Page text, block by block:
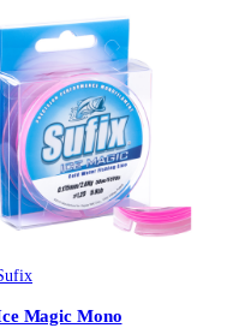
Magic Mono